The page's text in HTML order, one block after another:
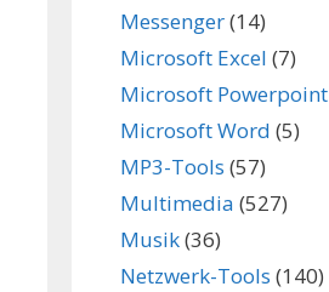
Messenger(14)
Microsoft Excel (7)
Microsoft Powerpoint
Microsoft Word (5)
MP3-Tools (57)
Multimedia (527)
Musik(36)
Netzwerk-Tools (140)